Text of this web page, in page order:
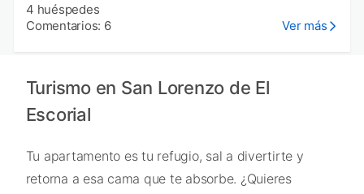
4 huéspedes
Comentarios: 6
Ver más
Turismo en San Lorenzo de El
Escorial
Tu apartamento es tu refugio, sal a divertirte y
retorna a esa cama que te absorbe. ¿Quieres